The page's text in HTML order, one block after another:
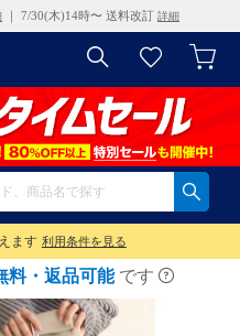
｜ 7/30(木)14時〜 送料改訂 詳細
ます 利用条件を見る
料・返品可能 です